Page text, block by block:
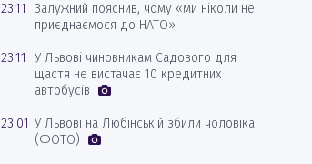
23:11
Залужний пояснив, чому «ми ніколи не
приєднаємося до НАТО»
23:11
У Львові чиновникам Садового для
щастя не вистачає 10 кредитних
автобусів
23:01 У Львові на Любінській збили чоловіка
(ФОТО)